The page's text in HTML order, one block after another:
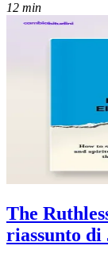
12 min
The
riassunto